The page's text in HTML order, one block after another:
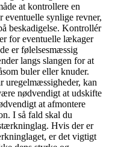
at kontrollere en
eventuelle synlige revner,
beskadigelse. Kontrollér
for eventuelle lækager
er følelsesmæssig
langs slangen for at
buler eller knuder.
uregelmæssigheder, kan
nødvendigt at udskifte
at afmontere
I så fald skal du
Hvis der er
er det vigtigt